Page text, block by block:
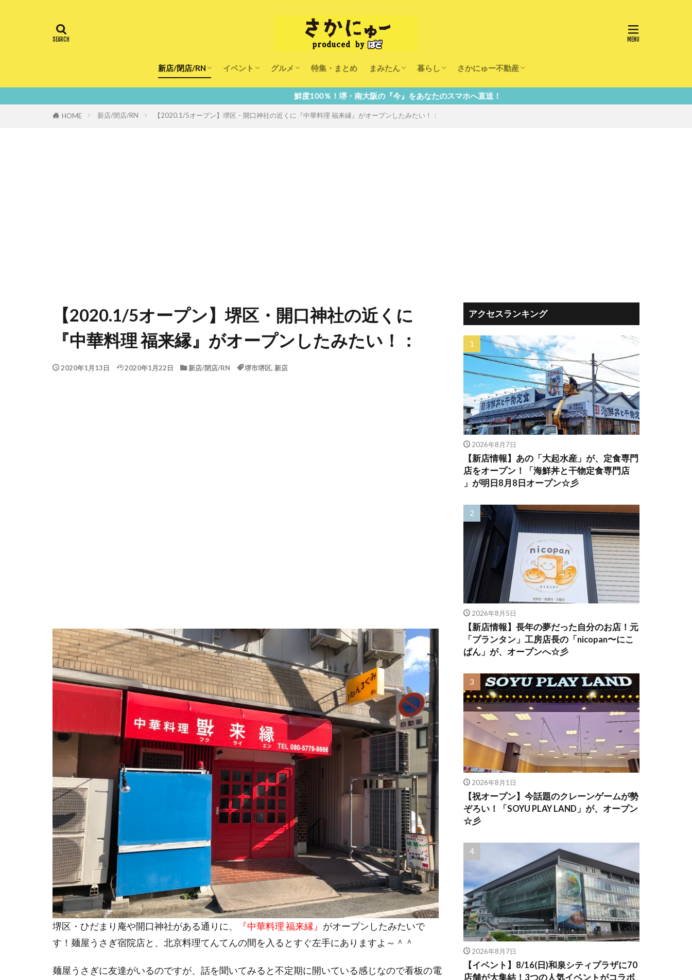
新店/閉店/RN イベント グルメ
ランチ
カフェ
特集・まとめ まみたん
まみたんイベント・おでかけ
習い事・キャンペーン
幼稚園・こども園・保育園
暮らし
医療
美容・健康
大人の習い事
キッズ
子供の教育
子供の習い事
おしごと
さかにゅー不動産
住宅
リフォーム
鮮度100％！堺・南大阪の『今』をあなたのスマホへ直送！
HOME 新店/閉店/RN 【2020.1/5オープン】堺区・開口神社の近くに『中華料理 福来縁』がオープンしたみたい！：
【2020.1/5オープン】堺区・開口神社の近くに
『中華料理 福来縁』がオープンしたみたい！：
2020年1月13日 2020年1月22日 新店/閉店/RN 堺市堺区, 新店
堺区・ひだまり庵や開口神社がある通りに、 『中華料理 福来縁』 がオープンしたみたいで
す！麺屋うさぎ宿院店と、北京料理てんてんの間を入るとすぐ左手にありますよ～＾＾
麺屋うさぎに友達がいるのですが、話を聞いてみると不定期に開いている感じなので看板の電
アクセスランキング
2026年8月7日
【新店情報】あの「大起水産」が、定食専門
店をオープン！「海鮮丼と干物定食専門店
」が明日8月8日オープン☆彡
2026年8月5日
【新店情報】長年の夢だった自分のお店！元
「プランタン」工房店長の「nicopan〜にこ
ぱん」が、オープンへ☆彡
2026年8月1日
【祝オープン】今話題のクレーンゲームが勢
ぞろい！「SOYU PLAY LAND」が、オープン
☆彡
2026年8月7日
【イベント】8/16(日)和泉シティプラザに70
店舗が大集結！3つの人気イベントがコラボ